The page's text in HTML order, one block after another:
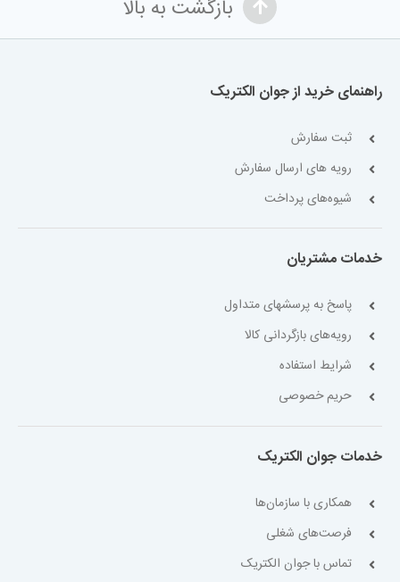
بازگشت به بالا
راهنمای خرید از جوان الکتریک
ثبت سفارش
رویه های ارسال سفارش
شیوه‌های پرداخت
خدمات مشتریان
پاسخ به پرسشهای متداول
رویه‌های بازگردانی کالا
شرایط استفاده
حریم خصوصی
خدمات جوان الکتریک
همکاری با سازمان‌ها
فرصت‌های شغلی
تماس با جوان الکتریک